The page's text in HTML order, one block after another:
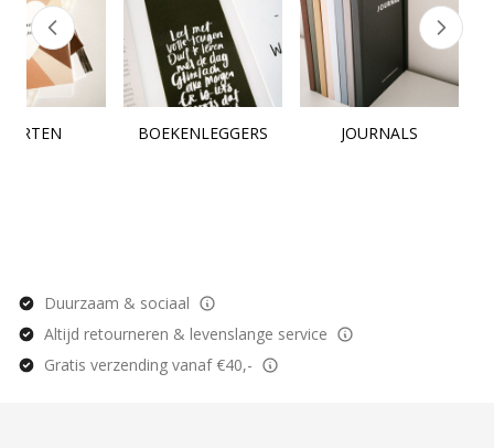
BOEKENLEGGERS JOURNALS
Duurzaam & sociaal
Altijd retourneren & levenslange service
Gratis verzending vanaf €40,-